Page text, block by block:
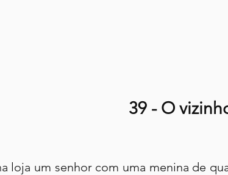
39 - O
loja um senhor com uma menina de